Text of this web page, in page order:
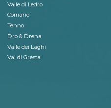
Valle di Ledro
Comano
Tenno
Dro & Drena
Valle dei Laghi
Val di Gresta